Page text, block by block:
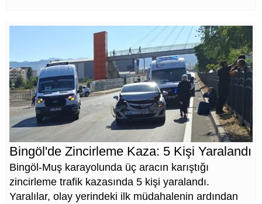
Bingöl'de Zincirleme Kaza: 5 Kişi Yaralandı
Bingöl-Muş karayolunda üç aracın karıştığı
zincirleme trafik kazasında 5 kişi yaralandı.
Yaralılar, olay yerindeki ilk müdahalenin ardından